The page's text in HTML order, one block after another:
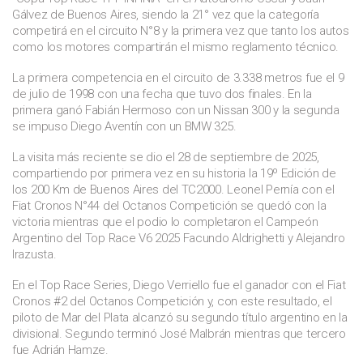
Gálvez de Buenos Aires, siendo la 21° vez que la categoría
competirá en el circuito N°8 y la primera vez que tanto los autos
como los motores compartirán el mismo reglamento técnico.
La primera competencia en el circuito de 3.338 metros fue el 9
de julio de 1998 con una fecha que tuvo dos finales. En la
primera ganó Fabián Hermoso con un Nissan 300 y la segunda
se impuso Diego Aventín con un BMW 325.
La visita más reciente se dio el 28 de septiembre de 2025,
compartiendo por primera vez en su historia la 19º Edición de
los 200 Km de Buenos Aires del TC2000. Leonel Pernía con el
Fiat Cronos N°44 del Octanos Competición se quedó con la
victoria mientras que el podio lo completaron el Campeón
Argentino del Top Race V6 2025 Facundo Aldrighetti y Alejandro
Irazusta.
En el Top Race Series, Diego Verriello fue el ganador con el Fiat
Cronos #2 del Octanos Competición y, con este resultado, el
piloto de Mar del Plata alcanzó su segundo título argentino en la
divisional. Segundo terminó José Malbrán mientras que tercero
fue Adrián Hamze.